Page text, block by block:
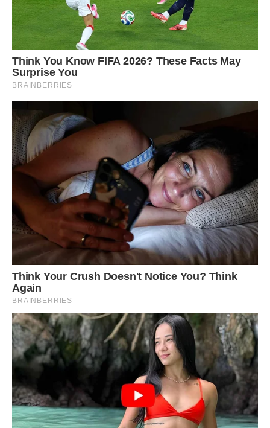
— Від чого?
Оце питання мене вдарило.
— Від усього. Від посилок, дітей, дзвінків, твоїх рахунків,
бабусиних ліків, Юлиних прохань.
— Ліно, ти ж сама завжди допомагаєш.
— Бо якщо я не допоможу, то всі дивляться так, ніби я
зіпсувала атмосферу вашого прекрасного дому.
Він нахмурився.